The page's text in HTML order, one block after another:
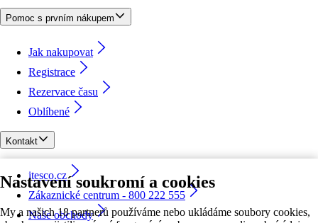
Nastavení soukromí a cookies
My a našich 18 partnerů používáme nebo ukládáme soubory cookies,
Pomoc s prvním nákupem
Jak nakupovat
Registrace
Rezervace času
Oblíbené
Kontakt
itesco.cz
Zákaznické centrum - 800 222 555
Naše obchody